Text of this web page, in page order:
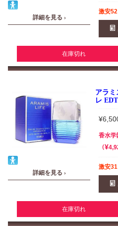
詳細を見る ›
激安52
在庫切れ
詳細を見る ›
アラミ
レ
¥
香水学
¥
激安31
在庫切れ